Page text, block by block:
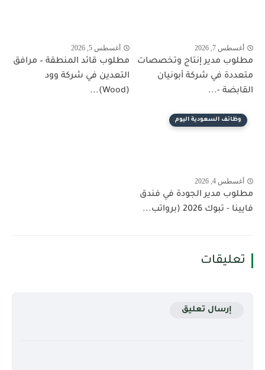
أغسطس 7, 2026
مطلوب مدير إنتاج وتخصصات
متعددة في شركة أبونيان
القابضة -...
أغسطس 5, 2026
مطلوب قائد المنطقة – مرافق
التعدين في شركة وود
(Wood)...
وظائف السعودية اليوم
أغسطس 4, 2026
مطلوب مدير الجودة في فندق
فايينا - تبوك 2026 (برواتب...
تعليقات
إرسال تعليق